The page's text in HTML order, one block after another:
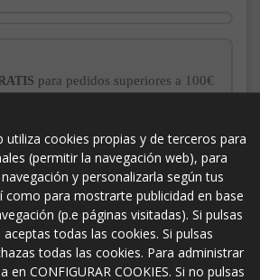
para pedidos superiores a 100€
AL COMPRADOR
con el sello
EXTRA
para pagos con
utiliza cookies propias y de terceros para
(permitir la navegación web), para
y personalizarla según tus
como para mostrarte publicidad en base
(p.e páginas visitadas). Si pulsas
aceptas todas las cookies. Si pulsas
todas las cookies. Para administrar
en CONFIGURAR COOKIES. Si no pulsas